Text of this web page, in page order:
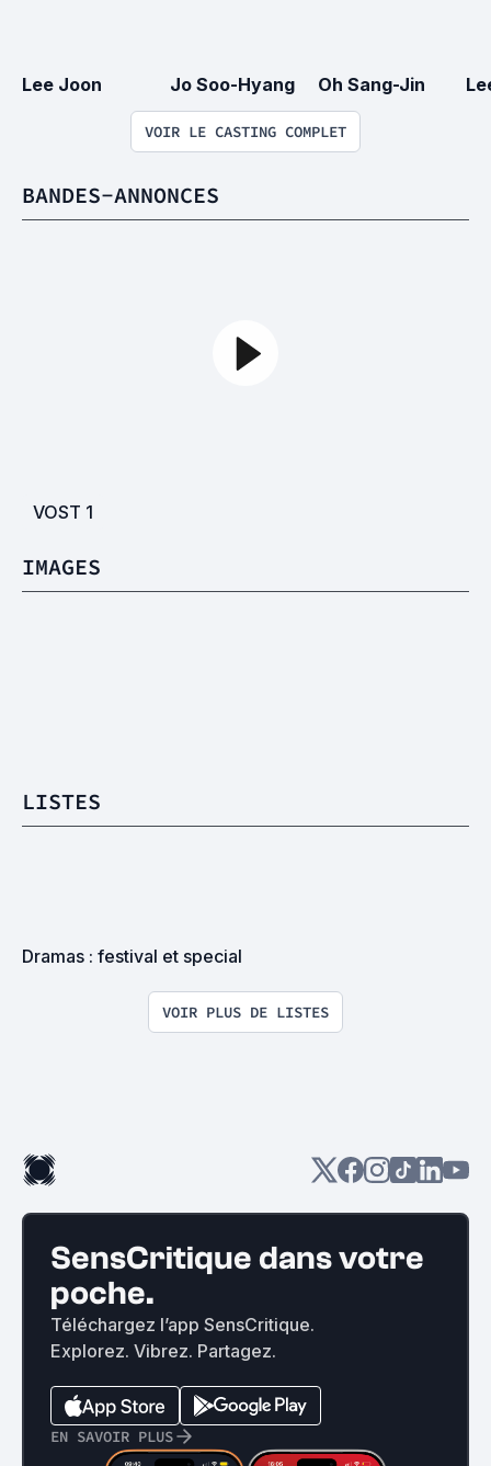
Lee Joon Jo Soo-Hyang Oh Sang-Jin
VOIR LE CASTING COMPLET
BANDES-ANNONCES
VOST 1
IMAGES
LISTES
Dramas : festival et special
VOIR PLUS DE LISTES
SensCritique dans votre
poche.
Téléchargez l’app SensCritique.
Explorez. Vibrez. Partagez.
EN SAVOIR PLUS